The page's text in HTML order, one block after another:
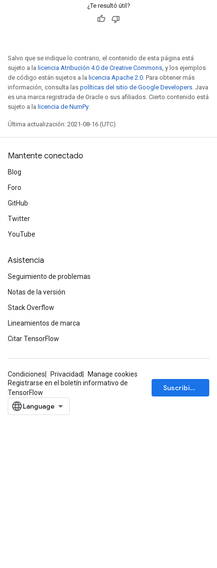
¿Te resultó útil?
Salvo que se indique lo contrario, el contenido de esta página está
sujeto a la licencia Atribución 4.0 de Creative Commons, y los ejemplos
de código están sujetos a la licencia Apache 2.0. Para obtener más
información, consulta las políticas del sitio de Google Developers. Java
es una marca registrada de Oracle o sus afiliados. Cierto contenido está
sujeto a la licencia de NumPy.
Última actualización: 2021-08-16 (UTC)
Mantente conectado
Blog
Foro
GitHub
Twitter
YouTube
Asistencia
Seguimiento de problemas
Notas de la versión
Stack Overflow
Lineamientos de marca
Citar TensorFlow
Condiciones Privacidad
Manage cookies
Registrarse en el boletín informativo de
TensorFlow
Suscribirse